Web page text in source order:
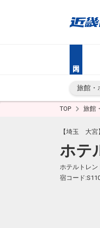
旅館・
TOP 旅館
【埼玉 大宮
ホテ
ホテルトレン
宿コード